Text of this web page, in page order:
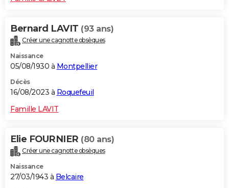
Bernard LAVIT (93 ans)
Créer une cagnotte obsèques
Naissance
05/08/1930 à Montpellier
Décès
16/08/2023 à Roquefeuil
Famille LAVIT
Elie FOURNIER (80 ans)
Créer une cagnotte obsèques
Naissance
27/03/1943 à Belcaire